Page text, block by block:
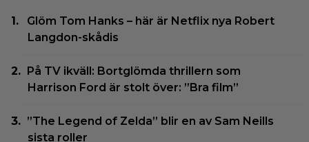
Glöm Tom Hanks – här är Netflix nya Robert
Langdon-skådis
På TV ikväll: Bortglömda thrillern som
Harrison Ford är stolt över: ”Bra film”
”The Legend of Zelda” blir en av Sam Neills
sista roller